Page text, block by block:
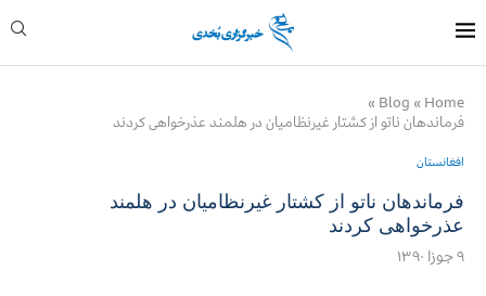
Home
»
Blog
»
فرماندهان ناتو از کشتار غیرنظامیان در هلمند عذرخواهی کردند
افغانستان
فرماندهان ناتو از کشتار غیرنظامیان در هلمند
عذرخواهی کردند
۹ جوزا ۱۳۹۰